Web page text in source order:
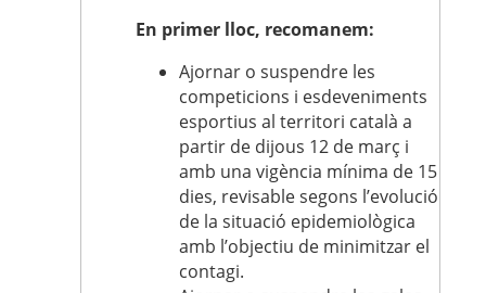
En primer lloc, recomanem:
Ajornar o suspendre les
competicions i esdeveniments
esportius al territori català a
partir de dijous 12 de març i
amb una vigència mínima de 15
dies, revisable segons l’evolució
de la situació epidemiològica
amb l’objectiu de minimitzar el
contagi.